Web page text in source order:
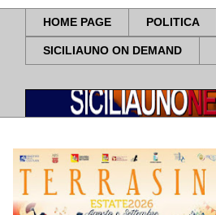
HOME PAGE POLITICA
SICILIAUNO ON DEMAND